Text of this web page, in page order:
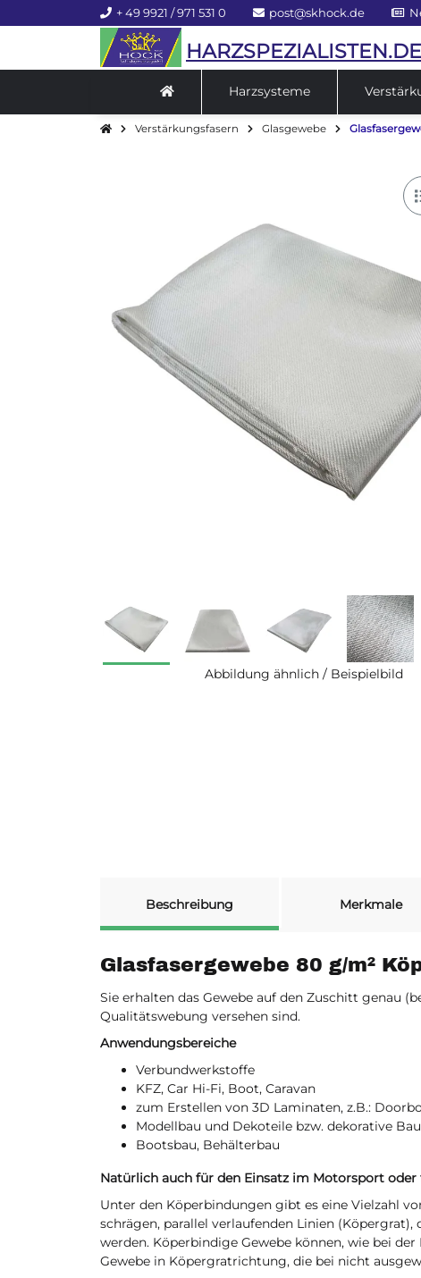
+ 49 9921 / 971 531 0 post@skhock.de
HARZSPEZIALISTEN.DE
Harzsysteme
Verstärkungsfasern Glasgewebe
Abbildung ähnlich / Beispielbild
Beschreibung
Merkmale
Glasfasergewebe 80 g/m²
Sie erhalten das Gewebe auf den Zuschitt genau
Qualitätswebung versehen sind.
Anwendungsbereiche
Verbundwerkstoffe
KFZ, Car Hi-Fi, Boot, Caravan
zum Erstellen von 3D Laminaten, z.B.:
Modellbau und Dekoteile bzw. dekorative
Bootsbau, Behälterbau
Natürlich auch für den Einsatz im Motorsport
Unter den Köperbindungen gibt es eine Vielzahl
schrägen, parallel verlaufenden Linien
werden. Köperbindige Gewebe können, wie bei
Gewebe in Köpergratrichtung, die bei nicht